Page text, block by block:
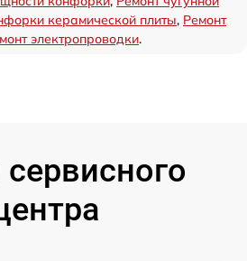
керамической плиты, Ремонт
электропроводки.